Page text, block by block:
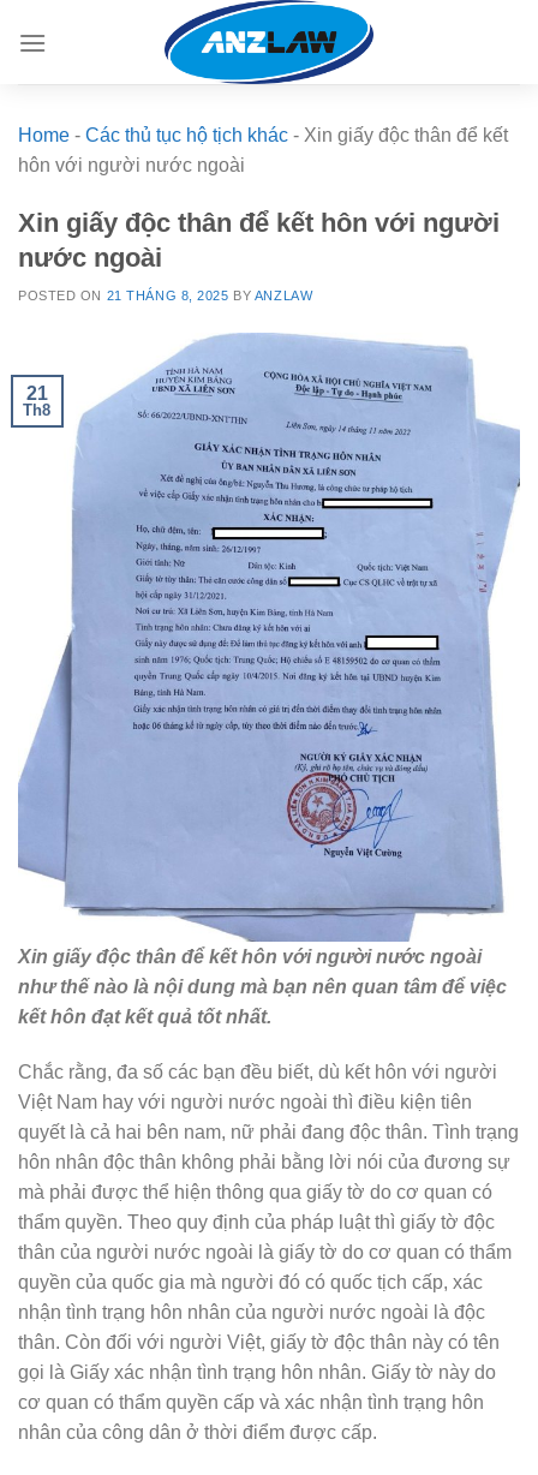
Home - Các thủ tục hộ tịch khác - Xin giấy độc thân để kết
hôn với người nước ngoài
Xin giấy độc thân để kết hôn với người
nước ngoài
POSTED ON 21 THÁNG 8, 2025 BY ANZLAW
21
Th8
Xin giấy độc thân để kết hôn với người nước ngoài
như thế nào là nội dung mà bạn nên quan tâm để việc
kết hôn đạt kết quả tốt nhất.
Chắc rằng, đa số các bạn đều biết, dù kết hôn với người
Việt Nam hay với người nước ngoài thì điều kiện tiên
quyết là cả hai bên nam, nữ phải đang độc thân. Tình trạng
hôn nhân độc thân không phải bằng lời nói của đương sự
mà phải được thể hiện thông qua giấy tờ do cơ quan có
thẩm quyền. Theo quy định của pháp luật thì giấy tờ độc
thân của người nước ngoài là giấy tờ do cơ quan có thẩm
quyền của quốc gia mà người đó có quốc tịch cấp, xác
nhận tình trạng hôn nhân của người nước ngoài là độc
thân. Còn đối với người Việt, giấy tờ độc thân này có tên
gọi là Giấy xác nhận tình trạng hôn nhân. Giấy tờ này do
cơ quan có thẩm quyền cấp và xác nhận tình trạng hôn
nhân của công dân ở thời điểm được cấp.